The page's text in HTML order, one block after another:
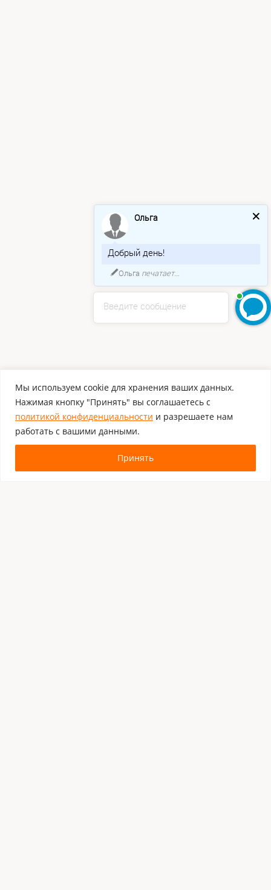
Мы используем cookie для хранения ваших данных.
Нажимая кнопку "Принять" вы соглашаетесь с
политикой конфиденциальности и разрешаете нам
работать с вашими данными.
Принять
Введите сообщение
Ольга
Добрый день!
Ольга печатает...